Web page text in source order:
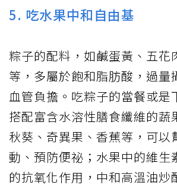
5. 吃水果中和自由基
粽子的配料，如鹹蛋黃、五花
等，多屬於飽和脂肪酸，過量
血管負擔。吃粽子的當餐或是
搭配富含水溶性膳食纖維的蔬
秋葵、奇異果、香蕉等，可以
動、預防便祕；水果中的維生
的抗氧化作用，中和高溫油炒